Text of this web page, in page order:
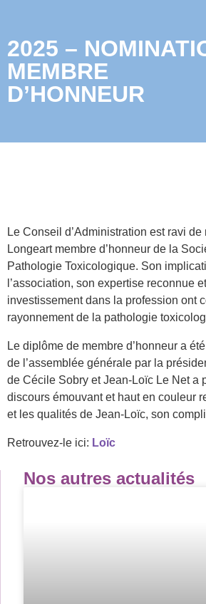
2025 –
MEMBRE
D’HONNEUR
Nos autres actualités
Le Conseil d’Administration est ravi
Longeart membre d’honneur de la
Pathologie Toxicologique. Son
l’association, son expertise reconnue
investissement dans la profession ont
rayonnement de la pathologie
Le diplôme de membre d’honneur a
de l’assemblée générale par la
de Cécile Sobry et Jean-Loïc Le Net a
discours émouvant et haut en couleur
et les qualités de Jean-Loïc, son
Retrouvez-le ici: Loïc